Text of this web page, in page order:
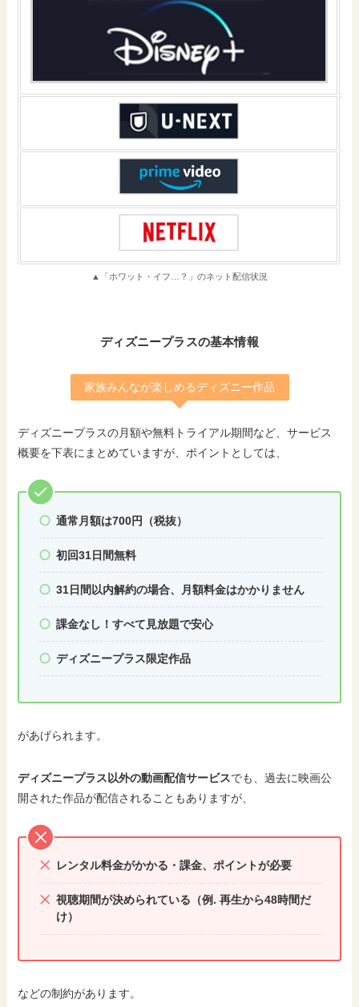
▲「ホワット・イフ…？」のネット配信状況
ディズニープラスの基本情報
家族みんなが楽しめるディズニー作品
ディズニープラスの月額や無料トライアル期間など、サービス
概要を下表にまとめていますが、ポイントとしては、
通常月額は700円（税抜）
初回31日間無料
31日間以内解約の場合、月額料金はかかりません
課金なし！すべて見放題で安心
ディズニープラス限定作品
があげられます。
ディズニープラス以外の動画配信サービスでも、過去に映画公
開された作品が配信されることもありますが、
レンタル料金がかかる・課金、ポイントが必要
視聴期間が決められている（例. 再生から48時間だ
け）
などの制約があります。